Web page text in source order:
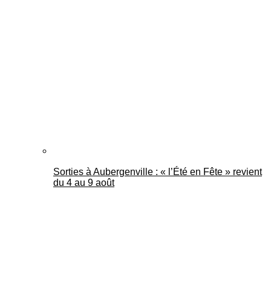
Sorties à Aubergenville : « l’Été en Fête » revient
du 4 au 9 août